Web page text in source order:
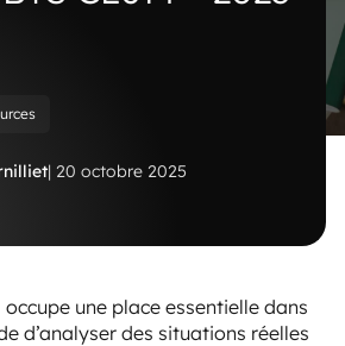
| 20 octobre 2025
occupe une place essentielle dans
d’analyser des situations réelles